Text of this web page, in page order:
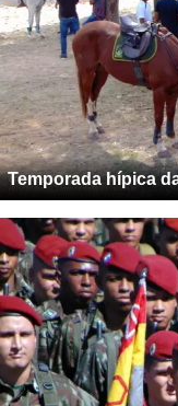
Temporada hípica